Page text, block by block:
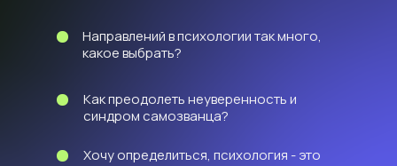
Хочу определиться, психология - это
Как преодолеть неуверенность и
синдром самозванца?
Направлений в психологии так много,
какое выбрать?